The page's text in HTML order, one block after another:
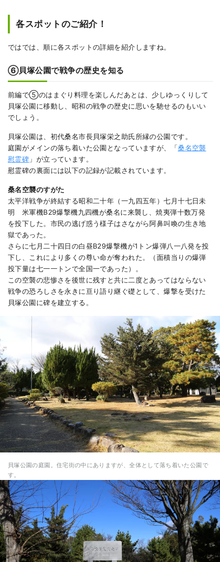
各スポットのご紹介！
ではでは、順に各スポットの詳細を紹介しますね。
⑥貝塚公園で戦争の歴史を知る
前編で⑤のはまぐり料理を楽しんだあとは、少しゆっくりして
貝塚公園に移動し、昭和の戦争の歴史に思いを馳せるのもいい
でしょう。
貝塚公園は、初代桑名市長貝塚栄之助氏所縁の公園です。
庭園がメインの落ち着いた公園となっていますが、「桑名空襲
慰霊碑 」が立っています。
慰霊碑の裏面には以下の記録が記載されています。
桑名空襲のすがた
太平洋戦争が終結する昭和二十年（一九四五年）七月十七日未
明 米軍機B29爆撃機九四機が桑名に来襲し、焼夷弾十数万発
を投下した。市民の逃げ惑う様子はさながら阿鼻叫喚の生き地
獄であった。
さらに七月二十四日の白昼B29爆撃機が1トン爆弾八一八発を投
下し、これにより多くの尊い命が奪われた。（面積当りの爆弾
投下量は七一一トンで全国一であった）。
この空襲の悲惨さを後世に残すと共に二度とあってはならない
戦争の恐ろしさを永きに亘り語り継ぐ礎として、爆撃を受けた
貝塚公園に碑を建立する。
貝塚公園の庭園。住宅街の中にありますが、全体として落ち着いた公園で
す。